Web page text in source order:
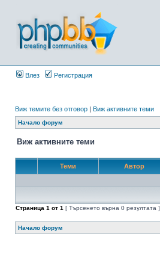
Влез Регистрация
Виж темите без отговор | Виж активните теми
Начало форум
Виж активните теми
Теми Автор
Страница 1 от 1 [ Търсенето върна 0 резултата ]
Начало форум